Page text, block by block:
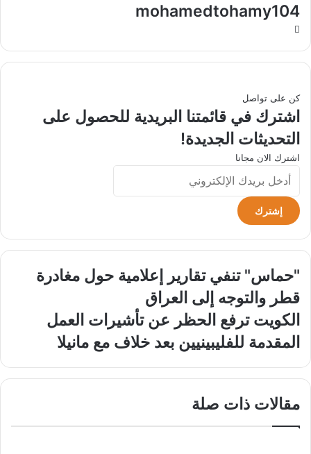
mohamedtohamy104
كن على تواصل
اشترك في قائمتنا البريدية للحصول على
التحديثات الجديدة!
اشترك الان مجانا
أدخل
بريدك
الإلكتروني
"حماس"
تقارير
إعلامية
حول
مغادرة
العراق
"حماس" تنفي تقارير إعلامية حول مغادرة
قطر والتوجه إلى العراق
الكويت
الحظر
المقدمة
بعد
الكويت ترفع الحظر عن تأشيرات العمل
المقدمة للفليبينيين بعد خلاف مع مانيلا
مقالات ذات صلة